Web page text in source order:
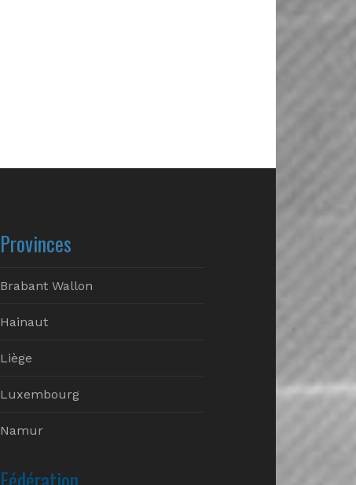
Provinces
Brabant Wallon
Hainaut
Liège
Luxembourg
Namur